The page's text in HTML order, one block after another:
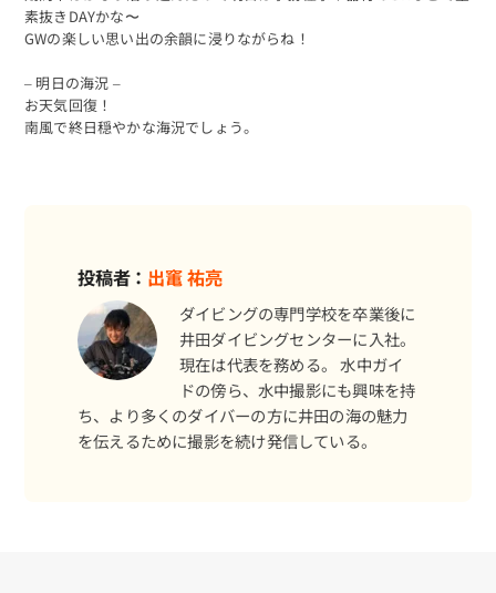
素抜きDAYかな〜
GWの楽しい思い出の余韻に浸りながらね！
– 明日の海況 –
お天気回復！
南風で終日穏やかな海況でしょう。
投稿者： 出竃 祐亮
ダイビングの専門学校を卒業後に
井田ダイビングセンターに入社。
現在は代表を務める。 水中ガイ
ドの傍ら、水中撮影にも興味を持
ち、より多くのダイバーの方に井田の海の魅力
を伝えるために撮影を続け発信している。